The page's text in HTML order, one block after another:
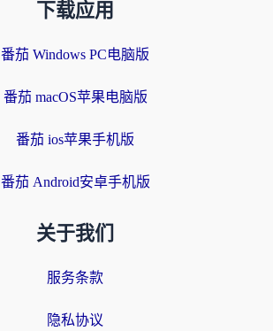
下载应用
番茄 Windows PC电脑版
番茄 macOS苹果电脑版
番茄 ios苹果手机版
番茄 Android安卓手机版
关于我们
服务条款
隐私协议